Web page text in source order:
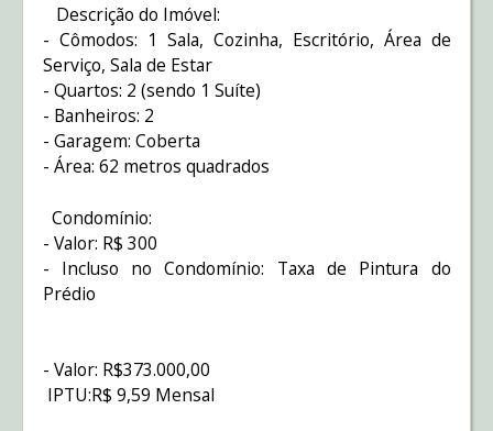
Descrição do Imóvel:
- Cômodos: 1 Sala, Cozinha, Escritório, Área de
Serviço, Sala de Estar
- Quartos: 2 (sendo 1 Suíte)
- Banheiros: 2
- Garagem: Coberta
- Área: 62 metros quadrados
Condomínio:
- Valor: R$ 300
- Incluso no Condomínio: Taxa de Pintura do
Prédio
- Valor: R$373.000,00
IPTU:R$ 9,59 Mensal